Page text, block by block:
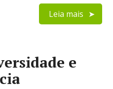
Leia mais
e